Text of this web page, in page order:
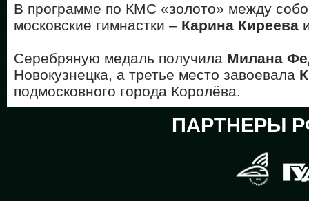
В программе по КМС «золото» между
московские гимнастки – Карина Киреева
Серебряную медаль получила Милана
Новокузнецка, а третье место завоевала
подмосковного города Королёва.
ПАРТНЕРЫ